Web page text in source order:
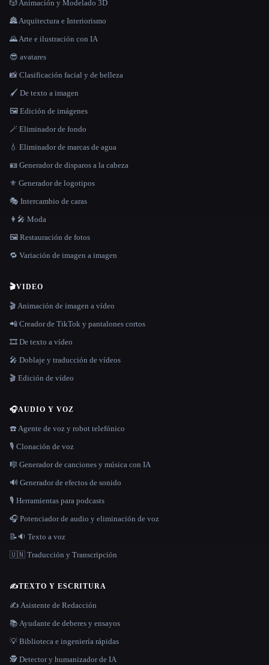
🎲 Animación y Modelado 3D
🏯 Arquitectura e Interiorismo
🌄 Arte e ilustración con IA
😎 avatares
📸 Clasificación facial y de belleza
🖌️ De texto a imagen
🖼️ Edición de imágenes
🪄 Eliminador de fondo
💧 Eliminador de marcas de agua
🪪 Generador de disparos a la cabeza
⚜️ Generador de logotipos
🎭 Intercambio de caras
👩‍🎤 Moda
🖼️ Restauración de fotos
🔁 Variación de imagen a imagen
🎬VIDEO
🎬 Animación de imagen a vídeo
📲 Creador de TikTok y pantalones cortos
🎞️ De texto a vídeo
🎤 Doblaje y traducción de vídeos
🎬 Edición de vídeo
🎧AUDIO Y VOZ
☎️ Agente de voz y robot telefónico
🎙️ Clonación de voz
🎼 Generador de canciones y música con IA
🔊 Generador de efectos de sonido
🎙️ Herramientas para podcasts
🎧 Potenciador de audio y eliminación de voz
📝🔉 Texto a voz
🇺🇳 Traducción y Transcripción
✍️TEXTO Y ESCRITURA
✍️ Asistente de Redacción
📚 Ayudante de deberes y ensayos
💡 Biblioteca e ingeniería rápidas
🕵️ Detector y humanizador de IA